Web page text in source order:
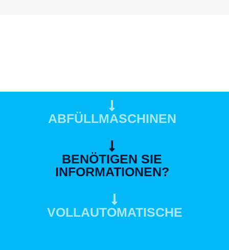
ABFÜLLMASCHINEN
BENÖTIGEN SIE
INFORMATIONEN?
VOLLAUTOMATISCHE